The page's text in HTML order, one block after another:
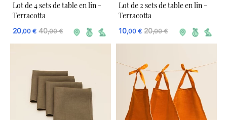
DREAM ACT
Lot de 4 sets de table en lin -
Terracotta
20,00 € 40,00 €
DREAM ACT
Lot de 2 sets de table en lin -
Terracotta
10,00 € 20,00 €